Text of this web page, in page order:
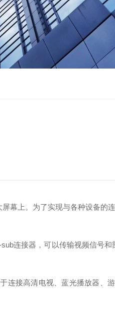
幕上。为了实现与各种设备的
连接器，可以传输视频信号和
连接高清电视、蓝光播放器、